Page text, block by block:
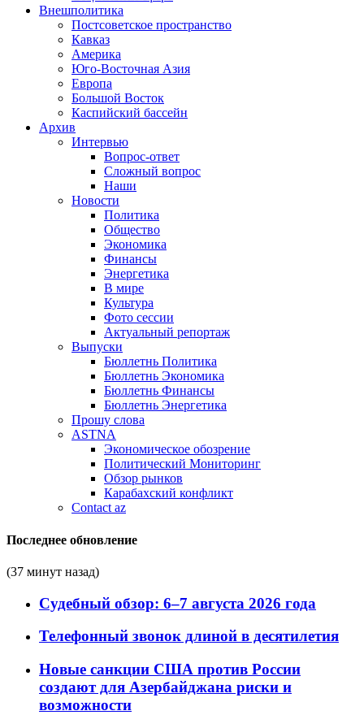
Внешполитика
Постсоветское пространство
Кавказ
Америка
Юго-Восточная Азия
Европа
Большой Восток
Каспийский бассейн
Архив
Интервью
Вопрос-ответ
Сложный вопрос
Наши
Новости
Политика
Общество
Экономика
Финансы
Энергетика
В мире
Культура
Фото сессии
Актуальный репортаж
Выпуски
Бюллетнь Политика
Бюллетнь Экономика
Бюллетнь Финансы
Бюллетнь Энергетика
Прошу слова
ASTNA
Экономическое обозрение
Политический Мониторинг
Обзор рынков
Карабахский конфликт
Contact az
Последнее обновление
(37 минут назад)
Судебный обзор: 6–7 августа 2026 года
Телефонный звонок длиной в десятилетия
Новые санкции США против России
создают для Азербайджана риски и
возможности